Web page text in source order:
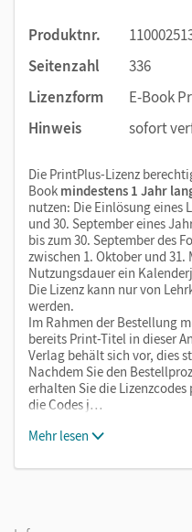
Produktnr.
Seitenzahl
336
Lizenzform
E-Book
Hinweis
sofort
Die PrintPlus-Lizenz
Book mindestens 1 Jahr
nutzen: Die Einlösung eines
und 30. September eines
bis zum 30. September des
zwischen 1. Oktober und
Nutzungsdauer ein
Die Lizenz kann nur von
werden.
Im Rahmen der Bestellung
bereits Print-Titel in dieser
Verlag behält sich vor, dies
Nachdem Sie den
erhalten Sie die
die Codes j…
Mehr lesen